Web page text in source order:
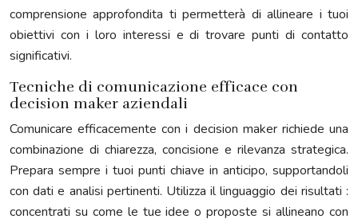
comprensione approfondita ti permetterà di allineare i tuoi
obiettivi con i loro interessi e di trovare punti di contatto
significativi.
Tecniche di comunicazione efficace con
decision maker aziendali
Comunicare efficacemente con i decision maker richiede una
combinazione di chiarezza, concisione e rilevanza strategica.
Prepara sempre i tuoi punti chiave in anticipo, supportandoli
con dati e analisi pertinenti. Utilizza il linguaggio dei risultati :
concentrati su come le tue idee o proposte si allineano con